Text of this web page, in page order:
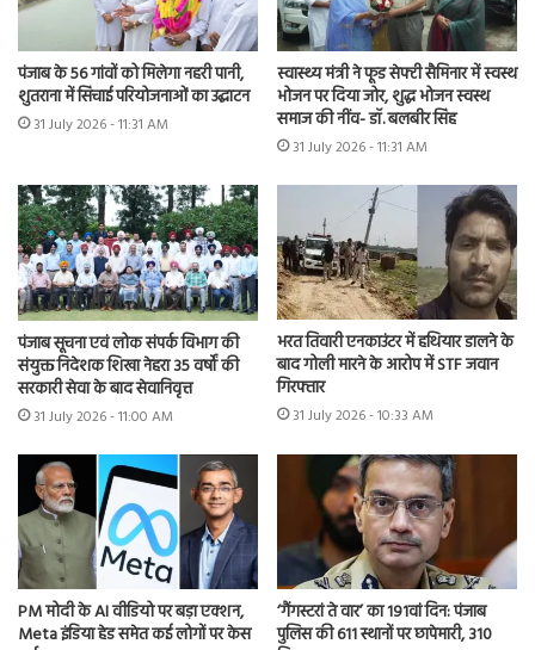
पंजाब के 56 गांवों को मिलेगा नहरी पानी,
शुतराना में सिंचाई परियोजनाओं का उद्घाटन
31 July 2026 - 11:31 AM
स्वास्थ्य मंत्री ने फूड सेफ्टी सैमिनार में स्वस्थ
भोजन पर दिया जोर, शुद्ध भोजन स्वस्थ
समाज की नींव- डॉ. बलबीर सिंह
31 July 2026 - 11:31 AM
पंजाब सूचना एवं लोक संपर्क विभाग की
संयुक्त निदेशक शिखा नेहरा 35 वर्षों की
सरकारी सेवा के बाद सेवानिवृत्त
31 July 2026 - 11:00 AM
भरत तिवारी एनकाउंटर में हथियार डालने के
बाद गोली मारने के आरोप में STF जवान
गिरफ्तार
31 July 2026 - 10:33 AM
PM मोदी के AI वीडियो पर बड़ा एक्शन,
Meta इंडिया हेड समेत कई लोगों पर केस
‘गैंगस्टरां ते वार’ का 191वां दिन: पंजाब
पुलिस की 611 स्थानों पर छापेमारी, 310